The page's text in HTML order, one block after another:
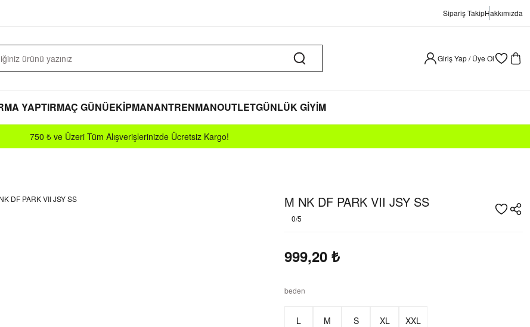
Sipariş TakipHakkımızda
Giriş Yap / Üye Ol
YAPTIRMAÇ GÜNÜEKİPMANANTRENMANOUTLETGÜNLÜK GİYİM
750 ₺ ve Üzeri Tüm Alışverişlerinizde Ücretsiz Kargo!
M NK DF PARK VII JSY SS
0/5
999,20 ₺
beden
L M S XL XXL